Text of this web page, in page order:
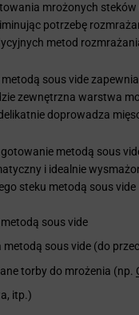
mrożonych
potrzebę
metod
sous vide
zewnętrzna warstwa
doprowadza
metodą sous
i idealnie
steku metodą sous vide
sous vide
sous vide (do
torby do mrożenia (np.
itp.)